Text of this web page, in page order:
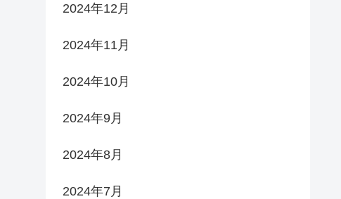
2024年12月
2024年11月
2024年10月
2024年9月
2024年8月
2024年7月